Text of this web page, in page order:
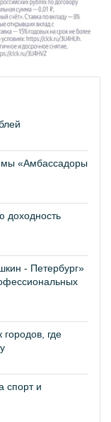
«Амбассадоры
доходность
- Петербург»
где
спорт и